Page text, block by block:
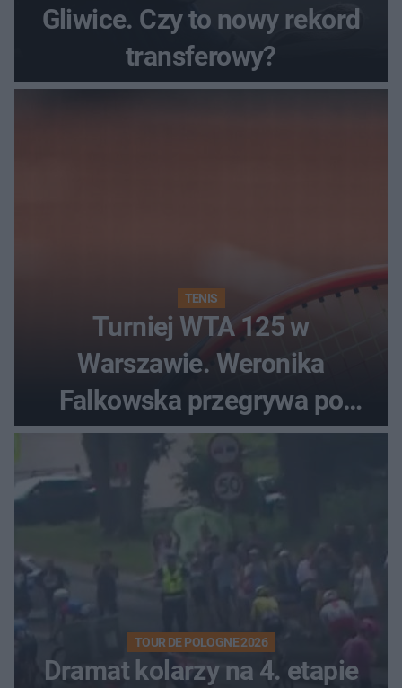
Gliwice. Czy to nowy rekord
transferowy?
TENIS
Turniej WTA 125 w
Warszawie. Weronika
Falkowska przegrywa po
zaciętym boju
TOUR DE POLOGNE 2026
Dramat kolarzy na 4. etapie